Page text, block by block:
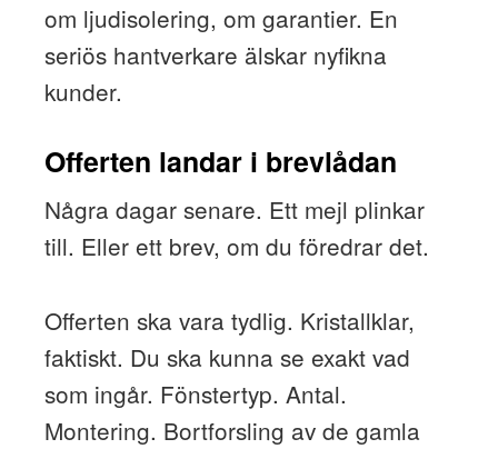
om ljudisolering, om garantier. En
seriös hantverkare älskar nyfikna
kunder.
Offerten landar i brevlådan
Några dagar senare. Ett mejl plinkar
till. Eller ett brev, om du föredrar det.
Offerten ska vara tydlig. Kristallklar,
faktiskt. Du ska kunna se exakt vad
som ingår. Fönstertyp. Antal.
Montering. Bortforsling av de gamla